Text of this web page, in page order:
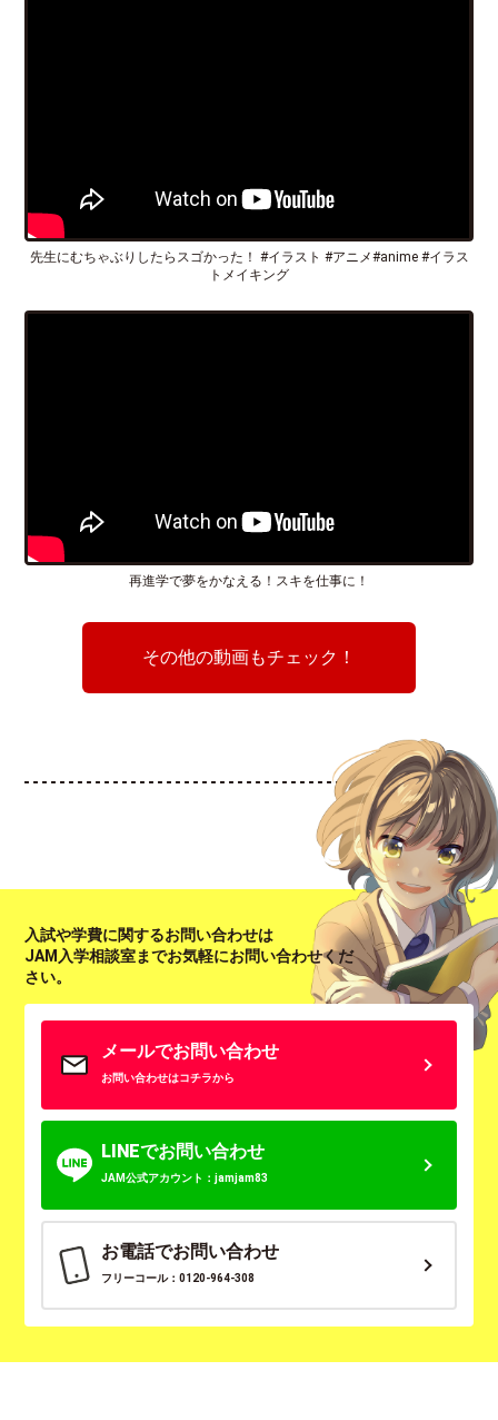
先生にむちゃぶりしたらスゴかった！ #イラスト #アニメ#anime #イラス
トメイキング
再進学で夢をかなえる！スキを仕事に！
その他の動画もチェック！
入試や学費に関するお問い合わせは
JAM入学相談室までお気軽にお問い合わせくだ
さい。
メールでお問い合わせ
お問い合わせはコチラから
LINEでお問い合わせ
JAM公式アカウント：jamjam83
お電話でお問い合わせ
フリーコール：0120-964-308